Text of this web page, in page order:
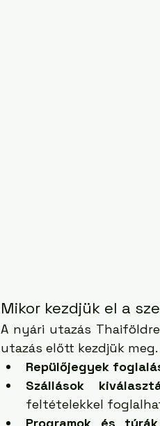
Mikor kezdjük el a
A nyári utazás
utazás előtt kezdjük
Repülőjegyek
Szállások
feltételekkel